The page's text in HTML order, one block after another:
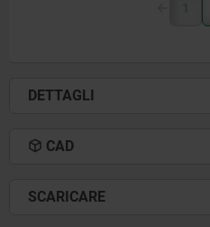
1
DETTAGLI
CAD
SCARICARE